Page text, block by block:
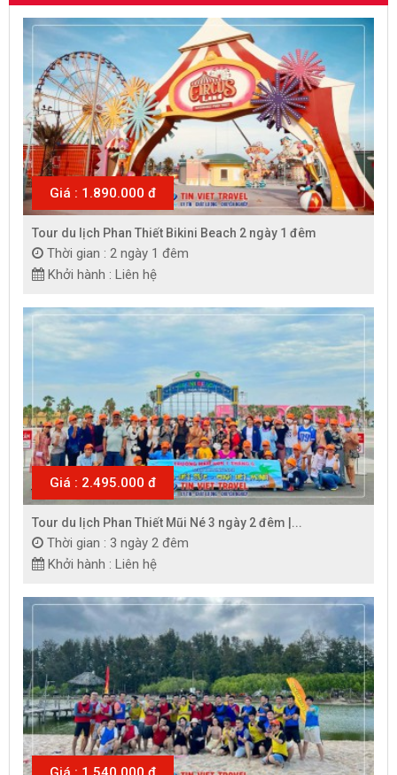
Giá : 1.890.000 đ
Tour du lịch Phan Thiết Bikini Beach 2 ngày 1 đêm
Thời gian : 2 ngày 1 đêm
Khởi hành : Liên hệ
Giá : 2.495.000 đ
Tour du lịch Phan Thiết Mũi Né 3 ngày 2 đêm |...
Thời gian : 3 ngày 2 đêm
Khởi hành : Liên hệ